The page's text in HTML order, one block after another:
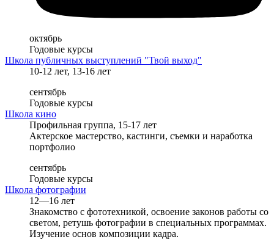
октябрь
Годовые курсы
Школа публичных выступлений "Твой выход"
10-12 лет, 13-16 лет
сентябрь
Годовые курсы
Школа кино
Профильная группа, 15-17 лет
Актерское мастерство, кастинги, съемки и наработка
портфолио
сентябрь
Годовые курсы
Школа фотографии
12—16 лет
Знакомство с фототехникой, освоение законов работы со
светом, ретушь фотографии в специальных программах.
Изучение основ композиции кадра.